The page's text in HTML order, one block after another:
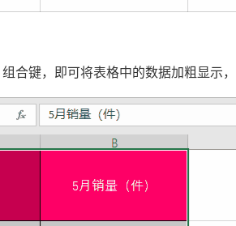
合键，即可将表格中的数据加粗显示，